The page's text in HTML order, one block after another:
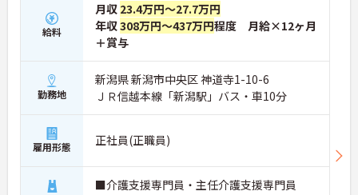
給料
月収 23.4万円～27.7万円
年収308万円～437万円程度 月給×12ヶ月
＋賞与
勤務地
新潟県 新潟市中央区 神道寺1-10-6
ＪＲ信越本線「新潟駅」バス・車10分
雇用形態 正社員(正職員)
■介護支援専門員・主任介護支援専門員